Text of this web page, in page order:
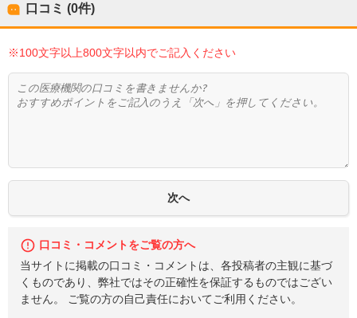
口コミ (0件)
※100文字以上800文字以内でご記入ください
口コミ・コメントをご覧の方へ
当サイトに掲載の口コミ・コメントは、各投稿者の主観に基づ
くものであり、弊社ではその正確性を保証するものではござい
ません。 ご覧の方の自己責任においてご利用ください。